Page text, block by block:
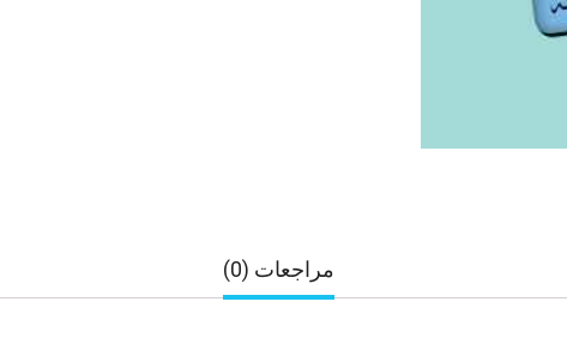
مراجعات (0)